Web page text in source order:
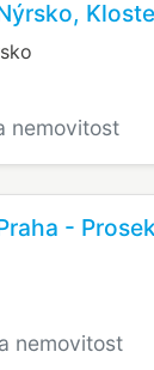
nemovitost
-
nemovitost